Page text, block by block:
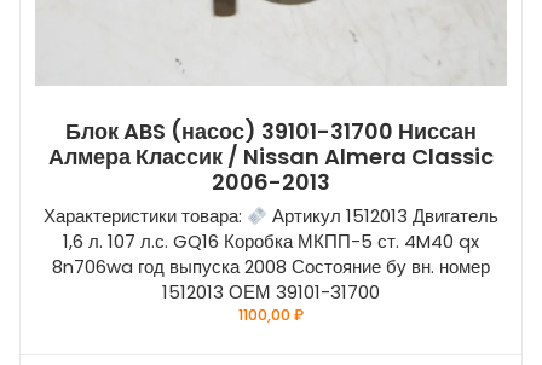
Блок ABS (насос) 39101-31700 Ниссан
Алмера Классик / Nissan Almera Classic
2006-2013
Характеристики товара:
Артикул 1512013 Двигатель
1,6 л. 107 л.с. GQ16 Коробка МКПП-5 ст. 4M40 qx
8n706wa год выпуска 2008 Состояние бу вн. номер
1512013 ОЕМ 39101-31700
1100,00₽